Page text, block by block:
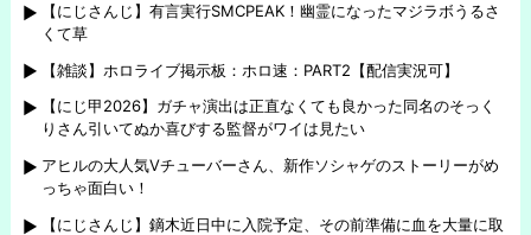
【にじさんじ】有言実行SMCPEAK！幽霊になったマジラボうるさ
くて草
【雑談】ホロライブ掲示板：ホロ速：PART2【配信実況可】
【にじ甲2026】ガチャ演出は正直なくても良かった同名のそっく
りさん引いてぬか喜びする監督がワイは見たい
アヒルの大人気Vチューバーさん、新作ソシャゲのストーリーがめ
っちゃ面白い！
【にじさんじ】鏑木近日中に入院予定、その前準備に血を大量に取